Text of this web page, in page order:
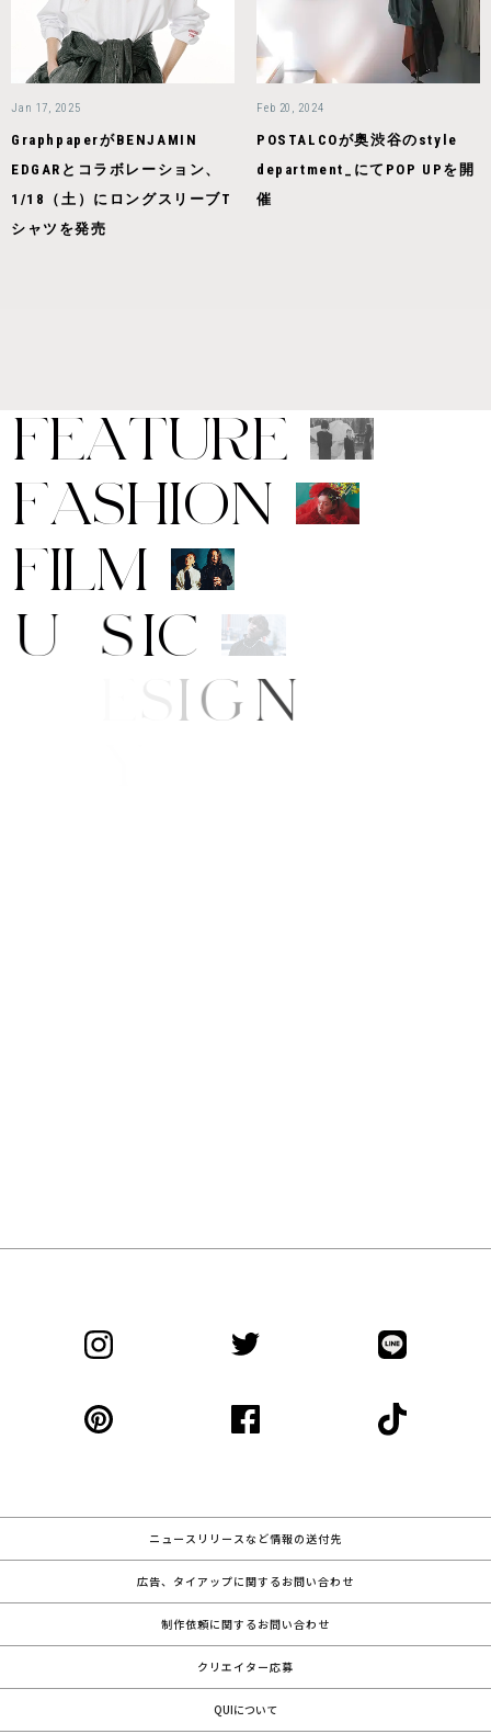
Jan 17, 2025
GraphpaperがBENJAMIN
EDGARとコラボレーション、
1/18（土）にロングスリーブT
シャツを発売
Feb 20, 2024
POSTALCOが奥渋谷のstyle
department_にてPOP UPを開
催
FEATURE
FASHION
FILM
M
USIC
DE SIG
ニュースリリースなど情報の送付先
広告、タイアップに関するお問い合わせ
制作依頼に関するお問い合わせ
クリエイター応募
QUIについて